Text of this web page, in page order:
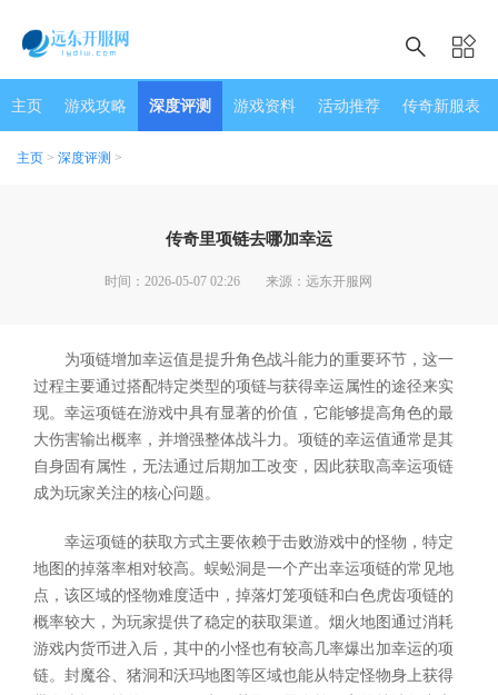
主页 游戏攻略 深度评测 游戏资料 活动推荐 传奇新服表
主页 > 深度评测 >
传奇里项链去哪加幸运
时间：2026-05-07 02:26 来源：远东开服网
为项链增加幸运值是提升角色战斗能力的重要环节，这一
过程主要通过搭配特定类型的项链与获得幸运属性的途径来实
现。幸运项链在游戏中具有显著的价值，它能够提高角色的最
大伤害输出概率，并增强整体战斗力。项链的幸运值通常是其
自身固有属性，无法通过后期加工改变，因此获取高幸运项链
成为玩家关注的核心问题。
幸运项链的获取方式主要依赖于击败游戏中的怪物，特定
地图的掉落率相对较高。蜈蚣洞是一个产出幸运项链的常见地
点，该区域的怪物难度适中，掉落灯笼项链和白色虎齿项链的
概率较大，为玩家提供了稳定的获取渠道。烟火地图通过消耗
游戏内货币进入后，其中的小怪也有较高几率爆出加幸运的项
链。封魔谷、猪洞和沃玛地图等区域也能从特定怪物身上获得